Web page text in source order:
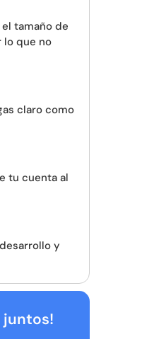
tamaño de
lo que no
claro como
tu cuenta al
y
juntos!